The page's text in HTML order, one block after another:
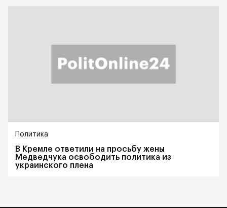
Политика
В Кремле ответили на просьбу жены
Медведчука освободить политика из
украинского плена